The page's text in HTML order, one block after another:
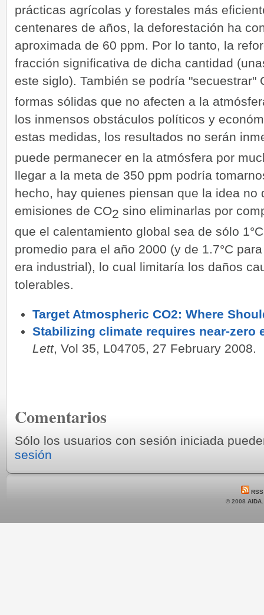
prácticas agrícolas y forestales más
centenares de años, la deforestación ha
aproximada de 60 ppm. Por lo tanto, la
fracción significativa de dicha cantidad
este siglo). También se podría "secuestrar"
formas sólidas que no afecten a la
los inmensos obstáculos políticos y
estas medidas, los resultados no serán
puede permanecer en la atmósfera por
llegar a la meta de 350 ppm podría
hecho, hay quienes piensan que la idea no
emisiones de CO2 sino eliminarlas por
que el calentamiento global sea de sólo
promedio para el año 2000 (y de 1.7°C
era industrial), lo cual limitaría los daños
tolerables.
Target Atmospheric CO2: Where
Stabilizing climate requires near-zero
Lett, Vol 35, L04705, 27 February 2008.
Comentarios
Sólo los usuarios con sesión iniciada
sesión
RSS
© 2008 AIDA